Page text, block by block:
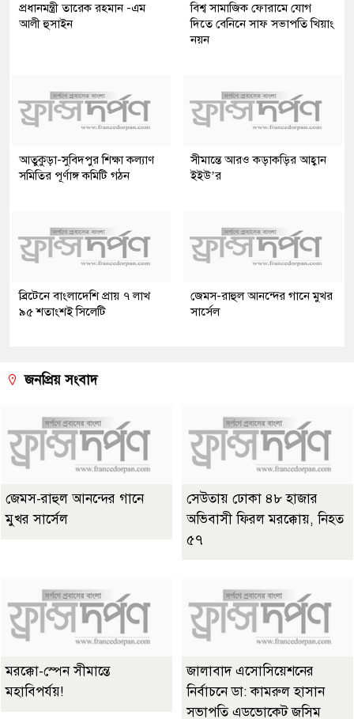
প্রধানমন্ত্রী তারেক রহমান -এম
আলী হুসাইন
বিশ্ব সামাজিক ফোরামে যোগ
দিতে বেনিনে সাফ সভাপতি খিয়াং
নয়ন
আতুকুড়া-সুবিদপুর শিক্ষা কল্যাণ
সমিতির পূর্ণাঙ্গ কমিটি গঠন
সীমান্তে আরও কড়াকড়ির আহ্বান
ইইউ’র
ব্রিটেনে বাংলাদেশি প্রায় ৭ লাখ
৯৫ শতাংশই সিলেটি
জেমস-রাহুল আনন্দের গানে মুখর
সার্সেল
জনপ্রিয় সংবাদ
জেমস-রাহুল আনন্দের গানে
মুখর সার্সেল
সেউতায় ঢোকা ৪৮ হাজার
অভিবাসী ফিরল মরক্কোয়, নিহত
৫৭
মরক্কো-স্পেন সীমান্তে
মহাবিপর্যয়!
জালাবাদ এসোসিয়েশনের
নির্বাচনে ডা: কামরুল হাসান
সভাপতি এডভোকেট জসিম